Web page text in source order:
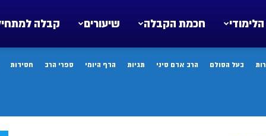
קבלה שיעורים חכמת הקבלה
בעל הסולם הרב אדם סיני תגיות הדף היומי ספרי הרב חסידות